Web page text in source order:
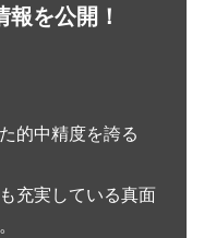
を公開！
的中精度を誇る
充実している真面